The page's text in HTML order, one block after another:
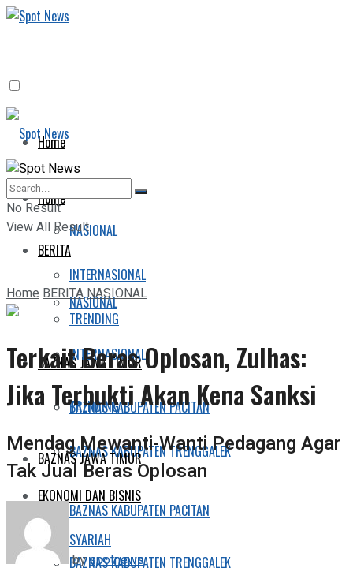
Home
BERITA
NASIONAL
INTERNASIONAL
TRENDING
BAZNAS JAWA TIMUR
BAZNAS KABUPATEN PACITAN
BAZNAS KABUPATEN TRENGGALEK
EKONOMI DAN BISNIS
SYARIAH
Home
BERITA
NASIONAL
INTERNASIONAL
TRENDING
BAZNAS JAWA TIMUR
BAZNAS KABUPATEN PACITAN
BAZNAS KABUPATEN TRENGGALEK
No Result
View All Result
HomeBERITANASIONAL
Terkait Beras Oplosan, Zulhas:
Jika Terbukti Akan Kena Sanksi
Mendag Mewanti-Wanti Pedagang Agar
Tak Jual Beras Oplosan
byspotnews